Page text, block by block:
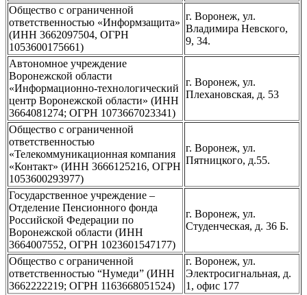
Общество с ограниченной
ответственностью «Информзащита»
(ИНН 3662097504, ОГРН
1053600175661)
г. Воронеж, ул.
Владимира Невского,
9, 34.
Автономное учреждение
Воронежской области
«Информационно-технологический
центр Воронежской области» (ИНН
3664081274; ОГРН 1073667023341)
г. Воронеж, ул.
Плехановская, д. 53
Общество с ограниченной
ответственностью
«Телекоммуникационная компания
«Контакт» (ИНН 3666125216, ОГРН
1053600293977)
г. Воронеж, ул.
Пятницкого, д.55.
Государственное учреждение –
Отделение Пенсионного фонда
Российской Федерации по
Воронежской области (ИНН
3664007552, ОГРН 1023601547177)
г. Воронеж, ул.
Студенческая, д. 36 Б.
Общество с ограниченной
ответственностью “Нумеди” (ИНН
3662222219; ОГРН 1163668051524)
г. Воронеж, ул.
Электросигнальная, д.
1, офис 177